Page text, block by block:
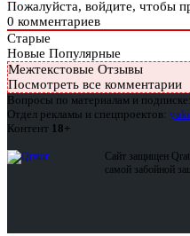
Пожалуйста, войдите, чтобы
0 комментариев
Старые
Новые Популярные
Межтекстовые Отзывы
Посмотреть все комментарии
Вопросы по материалам и подписке:
Отдел рекламы и спецпроектов:
Контент 18+
Сайт защищен
самой забойной